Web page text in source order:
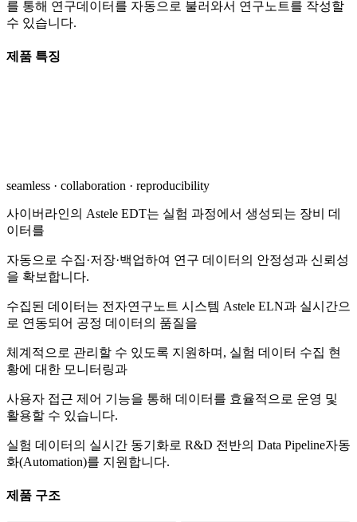
를 통해 연구데이터를 자동으로 불러와서 연구노트를 작성할
수 있습니다.
제품 특징
seamless · collaboration · reproducibility
사이버라인의 Astele EDT는 실험 과정에서 생성되는 장비 데
이터를
자동으로 수집·저장·백업하여 연구 데이터의 안정성과 신뢰성
을 확보합니다.
수집된 데이터는 전자연구노트 시스템 Astele ELN과 실시간으
로 연동되어 공정 데이터의 품질을
체계적으로 관리할 수 있도록 지원하며, 실험 데이터 수집 현
황에 대한 모니터링과
사용자 접근 제어 기능을 통해 데이터를 효율적으로 운영 및
활용할 수 있습니다.
실험 데이터의 실시간 동기화로 R&D 전반의 Data Pipeline자동
화(Automation)를 지원합니다.
제품 구조